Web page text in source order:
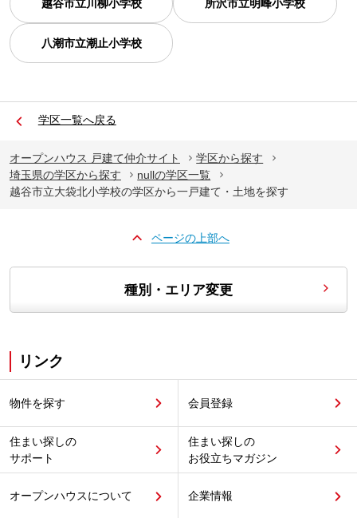
越谷市立川柳小学校 所沢市立明峰小学校
八潮市立潮止小学校
学区一覧へ戻る
オープンハウス 戸建て仲介サイト
学区から探す
埼玉県の学区から探す
nullの学区一覧
越谷市立大袋北小学校の学区から一戸建て・土地を探す
ページの上部へ
種別・エリア変更
リンク
物件を探す 会員登録
住まい探しの
サポート
住まい探しの
お役立ちマガジン
オープンハウスについて 企業情報